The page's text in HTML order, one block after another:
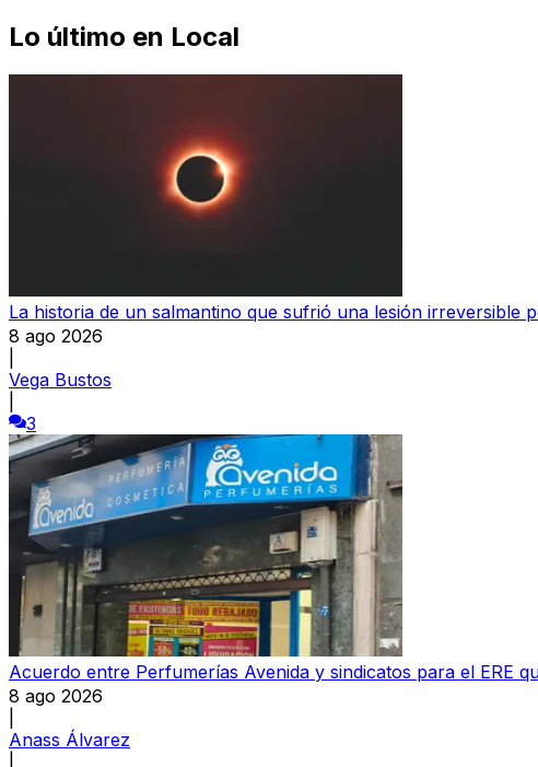
Lo último en Local
La historia de un salmantino que sufrió una lesión irreversible
8 ago 2026
Vega Bustos
3
Acuerdo entre Perfumerías Avenida y sindicatos para el ERE
8 ago 2026
Anass Álvarez